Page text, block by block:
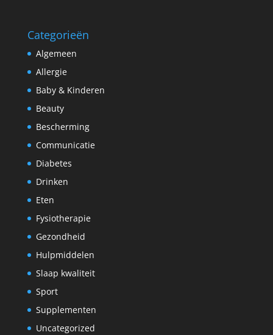
Categorieën
Algemeen
Allergie
Baby & Kinderen
Beauty
Bescherming
Communicatie
Diabetes
Drinken
Eten
Fysiotherapie
Gezondheid
Hulpmiddelen
Slaap kwaliteit
Sport
Supplementen
Uncategorized